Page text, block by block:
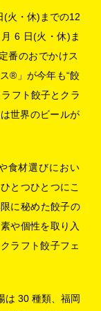
(火・休)までの12
6 日(火・休)ま
番のおでかけス
®」が今年も“餃
フト餃子とクラ
世界のビールが
食材選びにおい
とつひとつにこ
に秘めた餃子の
や個性を取り入
ラフト餃子フェ
は 30 種類、福岡